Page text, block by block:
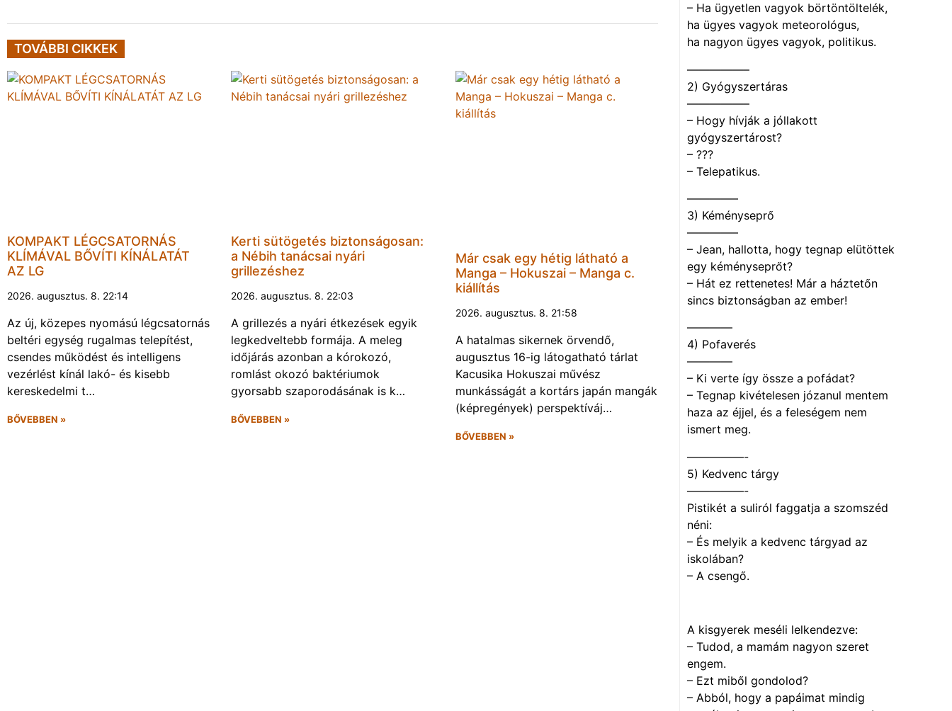
TOVÁBBI CIKKEK
KOMPAKT LÉGCSATORNÁS
KLÍMÁVAL BŐVÍTI KÍNÁLATÁT
AZ LG
2026. augusztus. 8. 22:14
Az új, közepes nyomású légcsatornás
beltéri egység rugalmas telepítést,
csendes működést és intelligens
vezérlést kínál lakó- és kisebb
kereskedelmi t…
BŐVEBBEN »
Kerti sütögetés biztonságosan:
a Nébih tanácsai nyári
grillezéshez
2026. augusztus. 8. 22:03
A grillezés a nyári étkezések egyik
legkedveltebb formája. A meleg
időjárás azonban a kórokozó,
romlást okozó baktériumok
gyorsabb szaporodásának is k…
BŐVEBBEN »
Már csak egy hétig látható a
Manga – Hokuszai – Manga c.
kiállítás
2026. augusztus. 8. 21:58
A hatalmas sikernek örvendő,
augusztus 16-ig látogatható tárlat
Kacusika Hokuszai művész
munkásságát a kortárs japán mangák
(képregények) perspektíváj…
BŐVEBBEN »
– Ha ügyetlen vagyok börtöntöltelék,
ha ügyes vagyok meteorológus,
ha nagyon ügyes vagyok, politikus.
—————–
2) Gyógyszertáras
—————–
– Hogy hívják a jóllakott
gyógyszertárost?
– ???
– Telepatikus.
————–
3) Kéményseprő
————–
– Jean, hallotta, hogy tegnap elütöttek
egy kéményseprőt?
– Hát ez rettenetes! Már a háztetőn
sincs biztonságban az ember!
————
4) Pofaverés
————
– Ki verte így össze a pofádat?
– Tegnap kivételesen józanul mentem
haza az éjjel, és a feleségem nem
ismert meg.
—————-
5) Kedvenc tárgy
—————-
Pistikét a suliról faggatja a szomszéd
néni:
– És melyik a kedvenc tárgyad az
iskolában?
– A csengő.
A kisgyerek meséli lelkendezve:
– Tudod, a mamám nagyon szeret
engem.
– Ezt miből gondolod?
– Abból, hogy a papáimat mindig